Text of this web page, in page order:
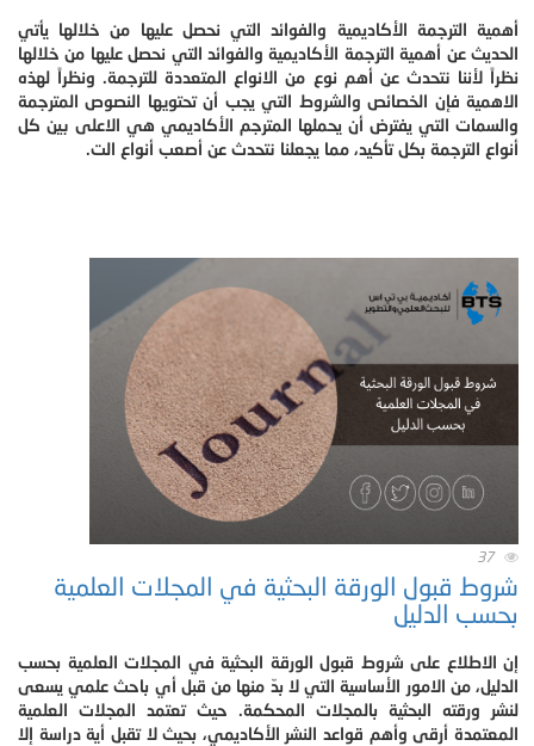
أهمية الترجمة الأكاديمية والفوائد التي نحصل عليها من خلالها يأتي
الحديث عن أهمية الترجمة الأكاديمية والفوائد التي نحصل عليها من خلالها
نظراً لأننا نتحدث عن أهم نوع من الانواع المتعددة للترجمة. ونظراً لهذه
الاهمية فإن الخصائص والشروط التي يجب أن تحتويها النصوص المترجمة
والسمات التي يفترض أن يحملها المترجم الأكاديمي هي الاعلى بين كل
أنواع الترجمة بكل تأكيد، مما يجعلنا نتحدث عن أصعب أنواع الت.
37
شروط قبول الورقة البحثية في المجلات العلمية
بحسب الدليل‎
إن الاطلاع على شروط قبول الورقة البحثية في المجلات العلمية بحسب
الدليل، من الامور الأساسية التي لا بدّ منها من قبل أي باحث علمي يسعى
لنشر ورقته البحثية بالمجلات المحكمة. حيث تعتمد المجلات العلمية
المعتمدة أرقى وأهم قواعد النشر الأكاديمي، بحيث لا تقبل أية دراسة إلا